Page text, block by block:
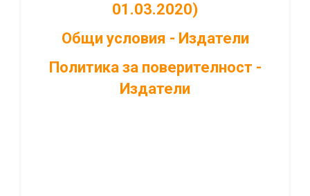
01.03.2020)
Общи условия - Издатели
Политика за поверителност -
Издатели